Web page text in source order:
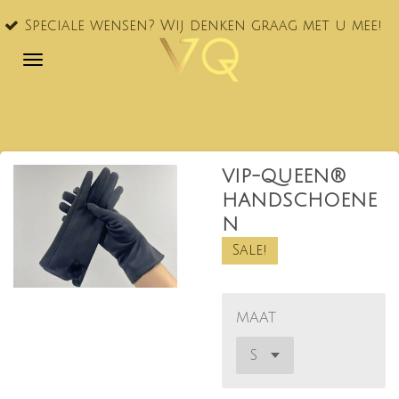
Ga
naar
wensen? Wij denken graag met u mee!
VIP-QUEEN®
HANDSCHOENE
N
Sale!
MAAT